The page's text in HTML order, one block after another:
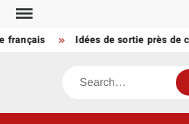
Skip
content
Idées de sortie près de
Search